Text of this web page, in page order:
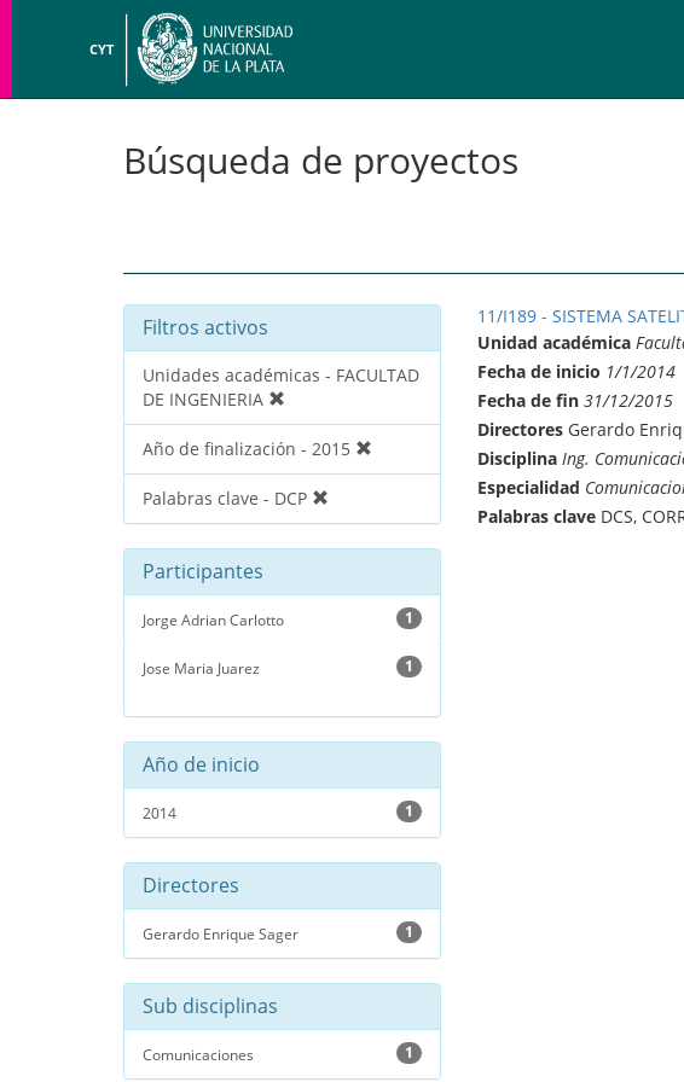
CYT
Búsqueda de proyectos
Filtros activos
Unidades académicas - FACULTAD
DE INGENIERIA
Año de finalización - 2015
Palabras clave - DCP
Participantes
Jorge Adrian Carlotto 1
Jose Maria Juarez 1
Año de inicio
2014 1
Directores
Gerardo Enrique Sager 1
Sub disciplinas
Comunicaciones 1
11/I189 - SISTEMA
Unidad académica
Fecha de inicio 1/1/2014
Fecha de fin 31/12/2015
DirectoresGerardo
Disciplina Ing.
Especialidad
Palabras claveDCS,